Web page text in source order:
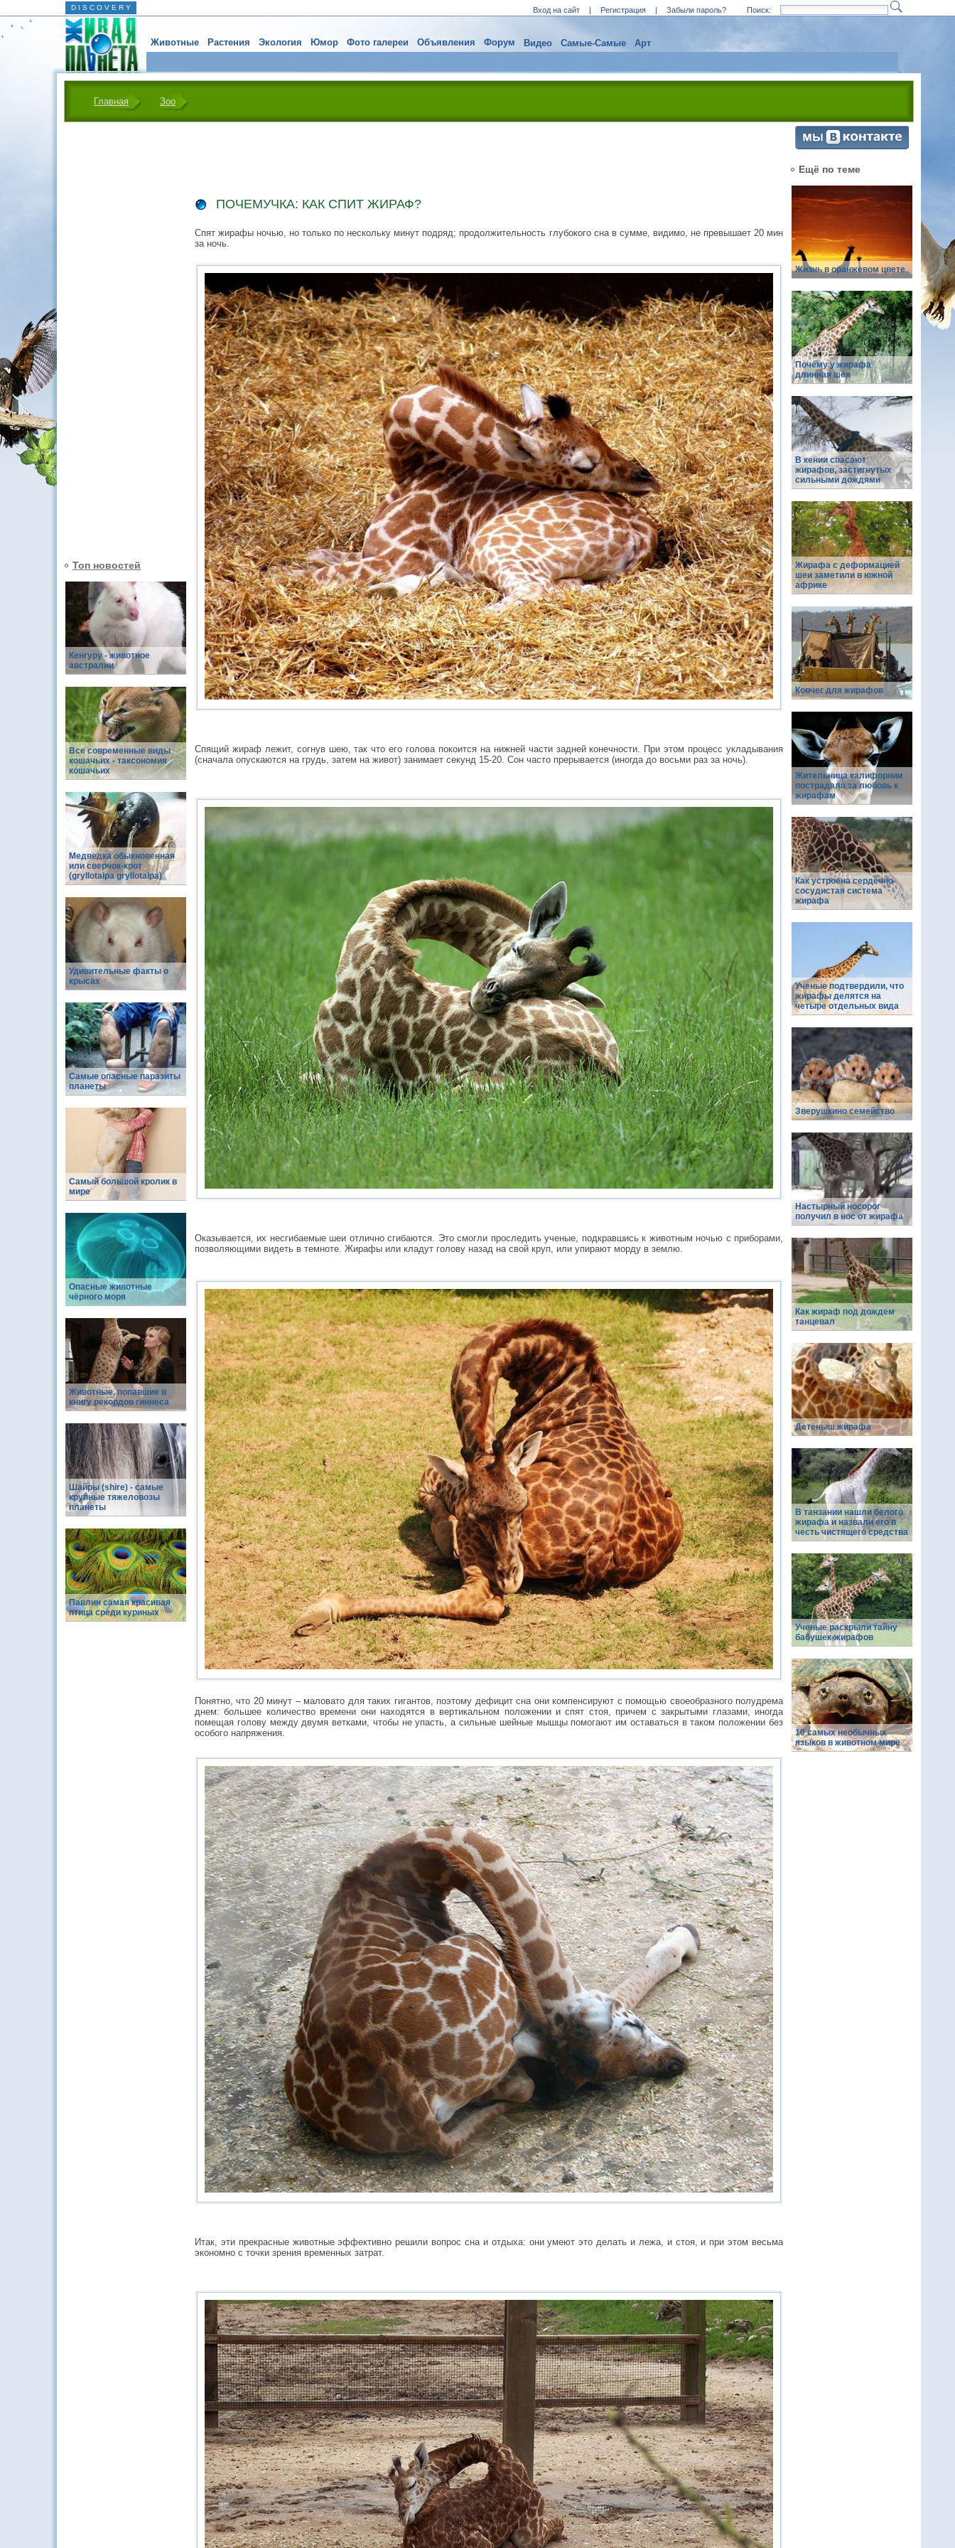
D I S C O V E R Y Вход на сайт | Регистрация | Забыли пароль? Поиск:
Животные Растения Экология Юмор Фото галереи Объявления Форум Видео Самые-Самые Арт
Главная Зоо
Топ новостей
Кенгуру - животное
австралии
Все современные виды
кошачьих - таксономия
кошачьих
Медведка обыкновенная
или сверчок-крот
(gryllotalpa gryllotalpa)
Удивительные факты о
крысах
Самые опасные паразиты
планеты
Самый большой кролик в
мире
Опасные животные
чёрного моря
Животные, попавшие в
книгу рекордов гиннеса
Шайры (shire) - самые
крупные тяжеловозы
планеты
Павлин самая красивая
птица среди куриных
ПОЧЕМУЧКА: КАК СПИТ ЖИРАФ?
Спят жирафы ночью, но только по нескольку минут подряд; продолжительность глубокого сна в сумме, видимо, не превышает 20 мин
за ночь.
Спящий жираф лежит, согнув шею, так что его голова покоится на нижней части задней конечности. При этом процесс укладывания
(сначала опускаются на грудь, затем на живот) занимает секунд 15-20. Сон часто прерывается (иногда до восьми раз за ночь).
Оказывается, их несгибаемые шеи отлично сгибаются. Это смогли проследить ученые, подкравшись к животным ночью с приборами,
позволяющими видеть в темноте. Жирафы или кладут голову назад на свой круп, или упирают морду в землю.
Понятно, что 20 минут – маловато для таких гигантов, поэтому дефицит сна они компенсируют с помощью своеобразного полудрема
днем: большее количество времени они находятся в вертикальном положении и спят стоя, причем с закрытыми глазами, иногда
помещая голову между двумя ветками, чтобы не упасть, а сильные шейные мышцы помогают им оставаться в таком положении без
особого напряжения.
Итак, эти прекрасные животные эффективно решили вопрос сна и отдыха: они умеют это делать и лежа, и стоя, и при этом весьма
экономно с точки зрения временных затрат.
Ещё по теме
Жизнь в оранжевом цвете
Почему у жирафа
длинная шея
В кении спасают
жирафов, застигнутых
сильными дождями
Жирафа с деформацией
шеи заметили в южной
африке
Ковчег для жирафов
Жительница калифорнии
пострадала за любовь к
жирафам
Как устроена сердечно-
сосудистая система
жирафа
Ученые подтвердили, что
жирафы делятся на
четыре отдельных вида
Зверушкино семейство
Настырный носорог
получил в нос от жирафа
Как жираф под дождем
танцевал
Детёныш жирафа
В танзании нашли белого
жирафа и назвали его в
честь чистящего средства
Ученые раскрыли тайну
бабушек-жирафов
10 самых необычных
языков в животном мире